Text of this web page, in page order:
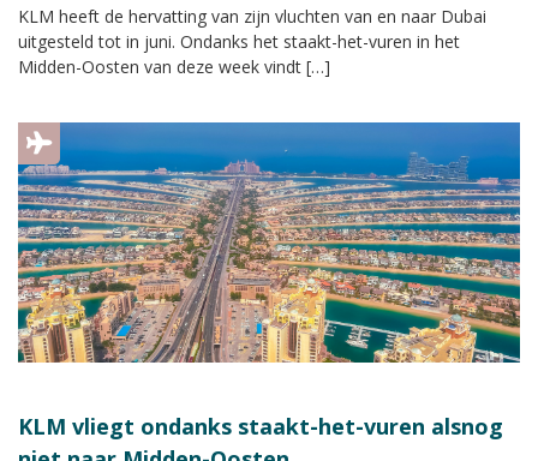
KLM heeft de hervatting van zijn vluchten van en naar Dubai
uitgesteld tot in juni. Ondanks het staakt-het-vuren in het
Midden-Oosten van deze week vindt […]
KLM vliegt ondanks staakt-het-vuren alsnog